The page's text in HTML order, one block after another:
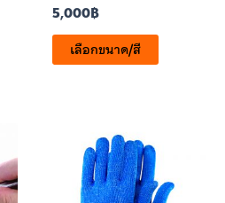
ให้
คะแนน
0
ตั้งแต่
5
5,000฿
เลือกขนาด/สี